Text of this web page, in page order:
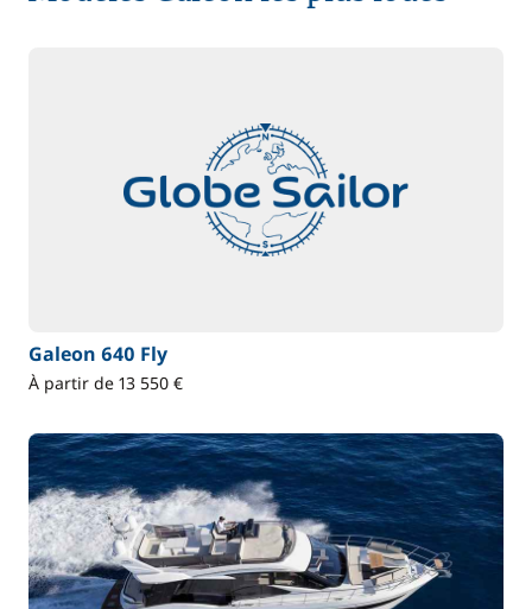
Galeon 640 Fly
À partir de 13 550 €